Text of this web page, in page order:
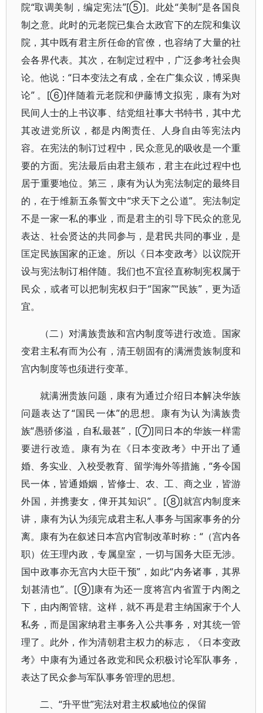
院“取调美制，编定宪法”[⑤]。此处“美制”是各国良
制之意。此时的元老院已集合太政官下的左院和集议
院，其中既有君主所任命的官僚，也容纳了大量的社
会各界代表。其次，在制定过程中，广泛参考社会舆
论。他说：“日本变法之有成，全在广集众议，博采舆
论” 。[⑥]伴随着元老院和伊藤博文拟宪，康有为对
民间人士的上书议事、结党组社事大书特书，其中尤
其改进党所议，都是内阁责任、人身自由等宪法内
容。在宪法的制订过程中，民众意见的吸收是一个重
要的方面。宪法最后由君主颁布，君主在此过程中也
居于重要地位。第三，康有为认为宪法制定的最终目
的，在于维新五条誓文中“求天下之公道”。宪法制定
不是一家一私的事业，而是君主的引导下民众的意见
表达、社会贤达的共同参与，是君民共同的事业，是
匡定民族国家的正途。所以《日本变政考》以议院开
设与宪法制订相伴随。我们也不宜径直称制宪权属于
民众，或者可以把制宪权归于“国家”“民族”，更为适
宜。
（二）对满族贵族和宫内制度等进行改造。国家
变君主私有而为公有，清王朝固有的满洲贵族制度和
宫内制度等也须进行变革。
就满洲贵族问题，康有为通过介绍日本解决华族
问题表达了“国民一体”的思想。康有为认为满族贵
族“愚骄侈溢，自私最甚”，[⑦]同日本的华族一样需
要进行改造。康有为在《日本变政考》中开出了通
婚、务实业、入校受教育、留学海外等措施，“务令国
民一体，皆通婚姻，皆修士、农、工、商之业，皆游
外国，并携妻女，俾开其知识” 。[⑧]就宫内制度来
讲，康有为认为须完成君主私人事务与国家事务的分
离。康有为在叙述日本宫内官制改革时称：“（宫内各
职）佐王理内政，专属皇室，一切与国务大臣无涉。
国中政事亦无宫内大臣干预”，如此“内务诸事，其界
划甚清也”。[⑨]康有为还一度将宫内省置于内阁之
下，由内阁管辖。这样，就不再是君主纳国家于个人
私务，而是国家纳君主事务入公共事务，对其统一管
理了。此外，作为清朝君主权力的标志，《日本变政
考》中康有为通过各政党和民众积极讨论军队事务，
表达了民众参与军队事务管理的思想。
二、“升平世”宪法对君主权威地位的保留